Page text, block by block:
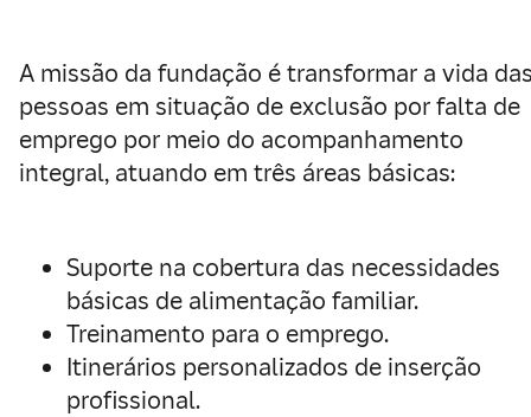
A missão da fundação é transformar a vida
pessoas em situação de exclusão por falta de
emprego por meio do acompanhamento
integral, atuando em três áreas básicas:
Suporte na cobertura das necessidades
básicas de alimentação familiar.
Treinamento para o emprego.
Itinerários personalizados de inserção
profissional.